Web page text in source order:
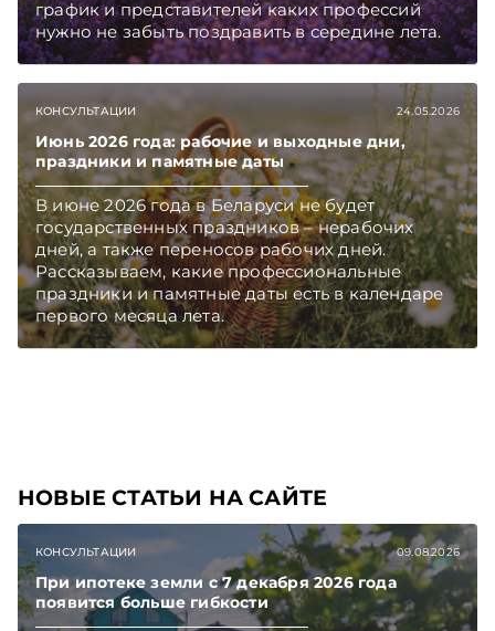
график и представителей каких профессий
нужно не забыть поздравить в середине лета.
КОНСУЛЬТАЦИИ 24.05.2026
Июнь 2026 года: рабочие и выходные дни,
праздники и памятные даты
В июне 2026 года в Беларуси не будет
государственных праздников – нерабочих
дней, а также переносов рабочих дней.
Рассказываем, какие профессиональные
праздники и памятные даты есть в календаре
первого месяца лета.
НОВЫЕ СТАТЬИ НА САЙТЕ
КОНСУЛЬТАЦИИ 09.08.2026
При ипотеке земли с 7 декабря 2026 года
появится больше гибкости